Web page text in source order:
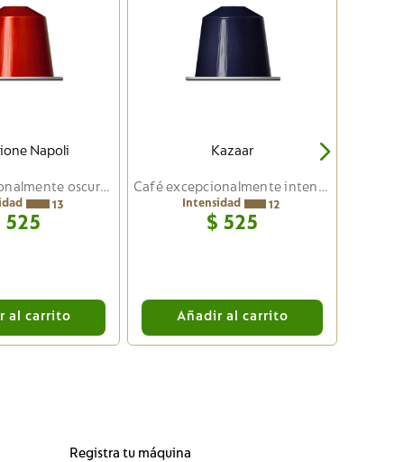
Napoli
Café excepcionalmente oscuro y cremoso
13
525
al carrito
Kazaar
Café excepcionalmente intenso
Intensidad 12
$ 525
Añadir al carrito
Registra tu máquina